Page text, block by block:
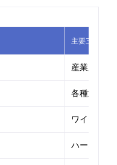
主要三品目1
産業用モー
各種通信機
ワイヤーハ
ハーネス